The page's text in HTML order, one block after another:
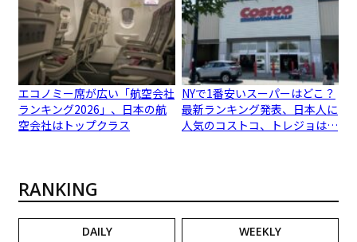
エコノミー席が広い「航空会社
ランキング2026」、日本の航
空会社はトップクラス
NYで1番安いスーパーはどこ？
最新ランキング発表、日本人に
人気のコストコ、トレジョは…
RANKING
DAILY WEEKLY